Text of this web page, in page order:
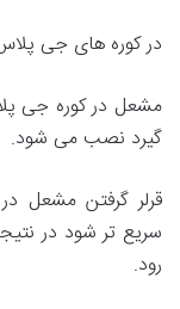
در کوره های جی
مشعل در کوره جی
گیرد نصب می شود.
قرلر گرفتن مشعل
سریع تر شود در
رود.